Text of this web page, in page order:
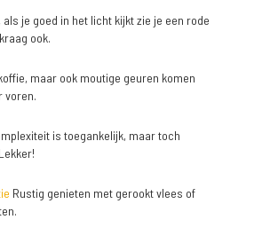
als je goed in het licht kijkt zie je een rode
ook.
maar ook moutige geuren komen
voren.
is toegankelijk, maar toch
Rustig genieten met gerookt vlees of